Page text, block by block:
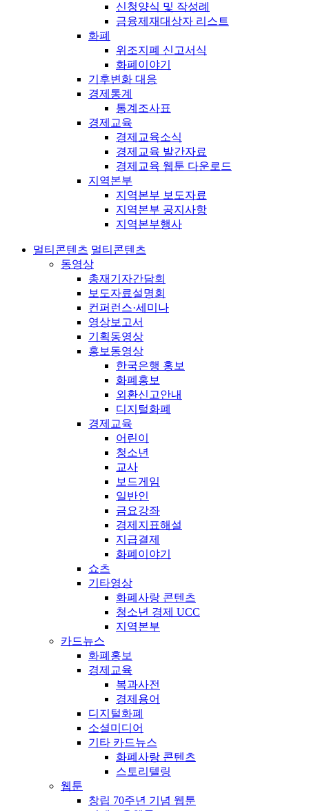
신청양식 및 작성례
금융제재대상자 리스트
화폐
위조지폐 신고서식
화폐이야기
기후변화 대응
경제통계
통계조사표
경제교육
경제교육소식
경제교육 발간자료
경제교육 웹툰 다운로드
지역본부
지역본부 보도자료
지역본부 공지사항
지역본부행사
멀티콘텐츠 멀티콘텐츠
동영상
총재기자간담회
보도자료설명회
컨퍼런스·세미나
영상보고서
기획동영상
홍보동영상
한국은행 홍보
화폐홍보
외환신고안내
디지털화폐
경제교육
어린이
청소년
교사
보드게임
일반인
금요강좌
경제지표해설
지급결제
화폐이야기
쇼츠
기타영상
화폐사랑 콘텐츠
청소년 경제 UCC
지역본부
카드뉴스
화폐홍보
경제교육
복과사전
경제용어
디지털화폐
소셜미디어
기타 카드뉴스
화폐사랑 콘텐츠
스토리텔링
웹툰
창립 70주년 기념 웹툰